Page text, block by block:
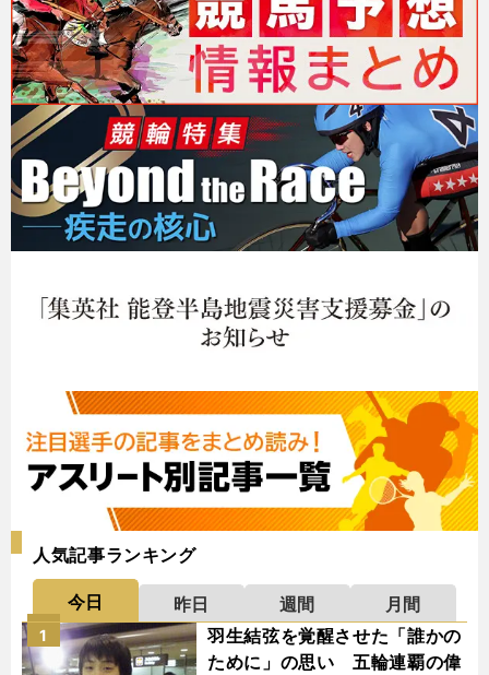
人気記事ランキング
今日 昨日 週間
月間
羽生結弦を覚醒させた「誰かの
ために」の思い 五輪連覇の偉
1